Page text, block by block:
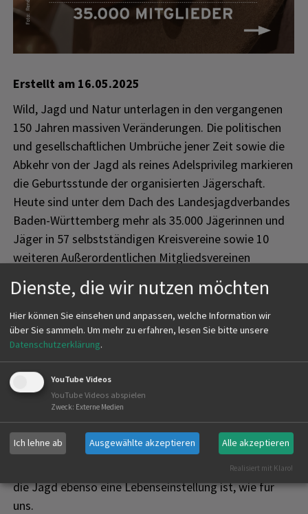
Erstellt am 16.05.2025
Wild, Jagd und Natur unterlagen in den vergangenen
150 Jahren massiven Veränderungen. Die politischen
und gesellschaftlichen Umbrüche jener Zeit sowie die
Abkehr von der Jagd als reines Adelsprivileg markieren
die Geburtsstunde der organisierten Jägerschaft.
Heute sind unter dem Dach des Landesjagdverbandes
Baden-Württemberg mehr als 35.000 Jägerinnen und
Jäger in 57 selbstständigen Kreisvereine sowie 10
weiteren Außerordentlichen Mitgliedsvereinen
anvertraute Wild und seine Lebensräume prägen bis
heute die organisierte Jägerschaft Baden-
Württembergs. Die Art zu Jagen wird sich weiter
verändern, aber auch in Zukunft müssen die
Bedürfnisse des Wildes einen hohen Stellenwert
haben. Der Landesjagdverband Baden-Württemberg
steht für diesen Einsatz, für Wildtiere und ihre
Lebensräume und, wo immer möglich, für eine
nachhaltige Nutzung in Form der Jagd.
Wir sagen DANKE an unsere über 35.000 Mitglieder, für
die Jagd ebenso eine Lebenseinstellung ist, wie für
uns.
Dienste, die wir nutzen möchten
Hier können Sie einsehen und anpassen, welche Information wir
über Sie sammeln. Um mehr zu erfahren, lesen Sie bitte unsere
Datenschutzerklärung.
YouTube Videos
YouTube Videos abspielen
Zweck: Externe Medien
Ich lehne ab Ausgewählte akzeptieren Alle akzeptieren
Realisiert mit Klaro!